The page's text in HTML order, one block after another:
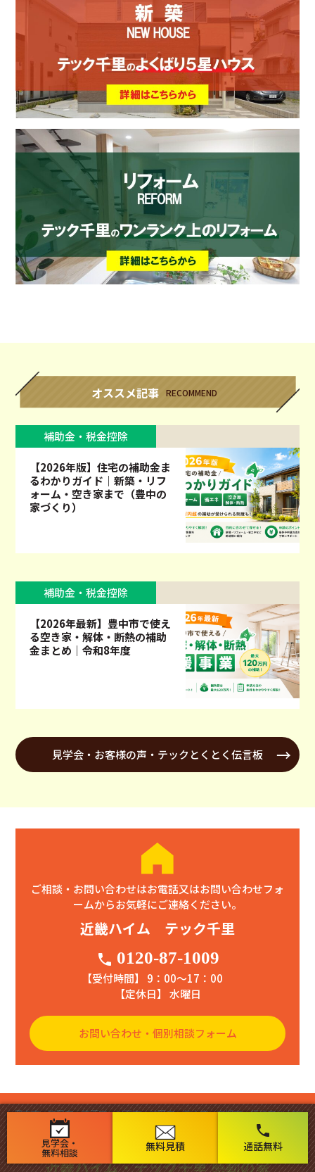
見学会・
無料相談 無料見積
phone
通話無料
オススメ記事 RECOMMEND
補助金・税金控除
【2026年版】住宅の補助金ま
るわかりガイド｜新築・リフ
ォーム・空き家まで（豊中の
家づくり）
補助金・税金控除
【2026年最新】豊中市で使え
る空き家・解体・断熱の補助
金まとめ｜令和8年度
見学会・お客様の声・テックとくとく伝言板
ご相談・お問い合わせはお電話又はお問い合わせフォ
ームからお気軽にご連絡ください。
近畿ハイム テック千里
phone 0120-87-1009
【受付時間】 9：00〜17：00
【定休日】 水曜日
お問い合わせ・個別相談フォーム
豊中市・吹田市・箕面市・川西市・池田市・茨木市・高槻市・摂津市と大阪
市で新築・リフォーム・リノベーション実績多数の工務店 テック千里にお
任せ下さい！
近畿ハイム・テック千里 感動の家